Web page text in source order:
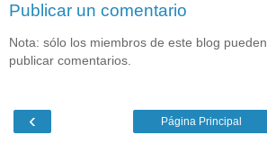
Publicar un comentario
Nota: sólo los miembros de este blog pueden
publicar comentarios.
‹ Página Principal